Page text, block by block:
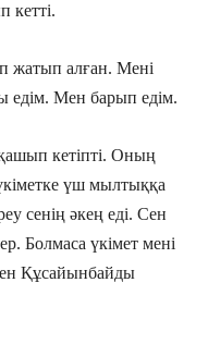
кетті.
жатып алған. Мені
едім. Мен барып едім.
кетіпті. Оның
үш мылтыққа
сенің әкең еді. Сен
Болмаса үкімет мені
Құсайынбайды